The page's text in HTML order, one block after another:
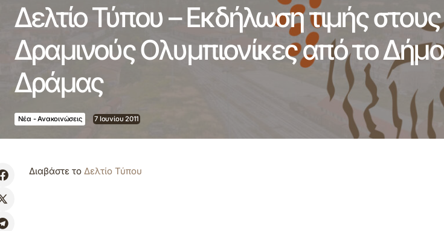
Δελτίο Τύπου – Εκδήλωση τιμής στους
Δραμινούς Ολυμπιονίκες από το Δήμο
Δράμας
Νέα - Ανακοινώσεις 7 Ιουνίου 2011
Διαβάστε το Δελτίο Τύπου